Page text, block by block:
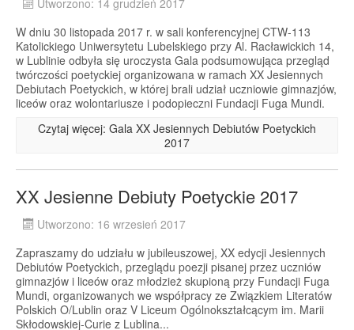
Utworzono: 14 grudzień 2017
W dniu 30 listopada 2017 r. w sali konferencyjnej CTW-113
Katolickiego Uniwersytetu Lubelskiego przy Al. Racławickich 14,
w Lublinie odbyła się uroczysta Gala podsumowująca przegląd
twórczości poetyckiej organizowana w ramach XX Jesiennych
Debiutach Poetyckich, w której brali udział uczniowie gimnazjów,
liceów oraz wolontariusze i podopieczni Fundacji Fuga Mundi.
Czytaj więcej: Gala XX Jesiennych Debiutów Poetyckich
2017
XX Jesienne Debiuty Poetyckie 2017
Utworzono: 16 wrzesień 2017
Zapraszamy do udziału w jubileuszowej, XX edycji Jesiennych
Debiutów Poetyckich, przeglądu poezji pisanej przez uczniów
gimnazjów i liceów oraz młodzież skupioną przy Fundacji Fuga
Mundi, organizowanych we współpracy ze Związkiem Literatów
Polskich O/Lublin oraz V Liceum Ogólnokształcącym im. Marii
Skłodowskiej-Curie z Lublina...